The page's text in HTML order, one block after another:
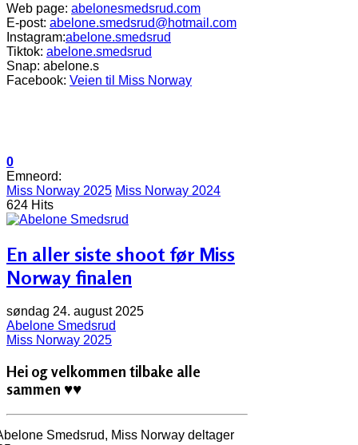
Web page: abelonesmedsrud.com
E-post: abelone.smedsrud@hotmail.com
Instagram:abelone.smedsrud
Tiktok: abelone.smedsrud
Snap: abelone.s
Facebook: Veien til Miss Norway
0
Emneord:
Miss Norway 2025 Miss Norway 2024
624 Hits
En aller siste shoot før Miss
Norway finalen
søndag 24. august 2025
Abelone Smedsrud
Miss Norway 2025
Hei og velkommen tilbake alle
sammen ♥♥